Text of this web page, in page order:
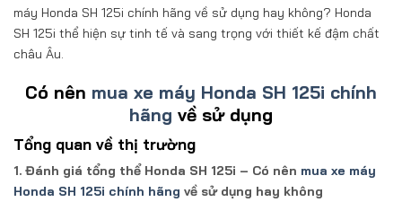
máy Honda SH 125i chính hãng về sử dụng hay không? Honda
SH 125i thể hiện sự tinh tế và sang trọng với thiết kế đậm chất
châu Âu.
Có nên mua xe máy Honda SH 125i chính
hãng về sử dụng
Tổng quan về thị trường
1. Đánh giá tổng thể Honda SH 125i – Có nên mua xe máy
Honda SH 125i chính hãng về sử dụng hay không